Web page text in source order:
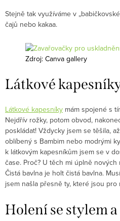
Stejně tak využíváme v
čajů nebo kakaa.
Zdroj: Canva gallery
Látkové
Látkové kapesníky mám spojené s
Nejdřív rožky, potom obvod,
poskládat! Vždycky jsem se těšila,
oblíbený s Bambim nebo modrými
k látkovým kapesníkům jsem se v
čase. Proč? U těch mi úplně
Čistá bavlna je holt čistá bavlna.
jsem našla přesně ty, které jsou pro
Holení se stylem